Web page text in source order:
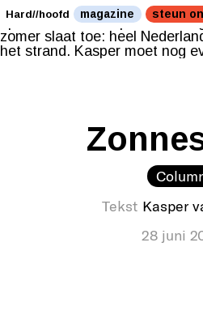
De zomer slaat toe: heel
op het strand. Kasper moet
zomer slaat toe: heel
het strand. Kasper moet nog
Hard//hoofd magazine steun
Tekst Kasper
28 juni